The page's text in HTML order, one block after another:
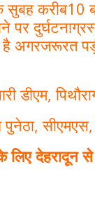
सुबह
अगरजरूरत
डीएम,
पुनेठा,
देहरादून से